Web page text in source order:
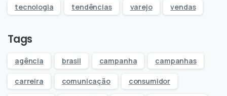
tecnologia tendências varejo vendas
Tags
agência brasil campanha campanhas
carreira comunicação consumidor